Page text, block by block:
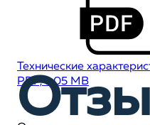
Технические
PDF, 1,05 MB